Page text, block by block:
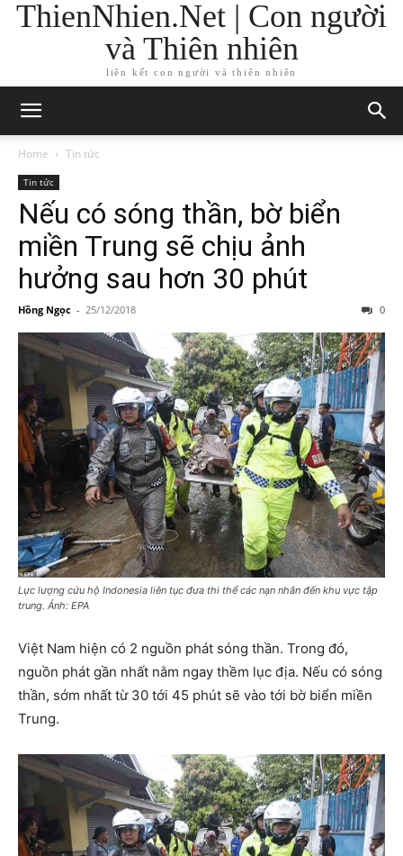
ThienNhien.Net | Con người
và Thiên nhiên
liên kết con người và thiên nhiên
Home Tin tức
Tin tức
Nếu có sóng thần, bờ biển
miền Trung sẽ chịu ảnh
hưởng sau hơn 30 phút
Hồng Ngọc - 25/12/2018 0
Lực lượng cứu hộ Indonesia liên tục đưa thi thể các nạn nhân đến khu vực tập
trung. Ảnh: EPA
Việt Nam hiện có 2 nguồn phát sóng thần. Trong đó,
nguồn phát gần nhất nằm ngay thềm lục địa. Nếu có sóng
thần, sớm nhất từ 30 tới 45 phút sẽ vào tới bờ biển miền
Trung.